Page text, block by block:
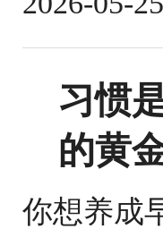
习惯
的黄
你想养成